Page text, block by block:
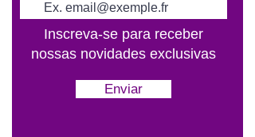
Inscreva-se para receber
nossas novidades exclusivas
Enviar